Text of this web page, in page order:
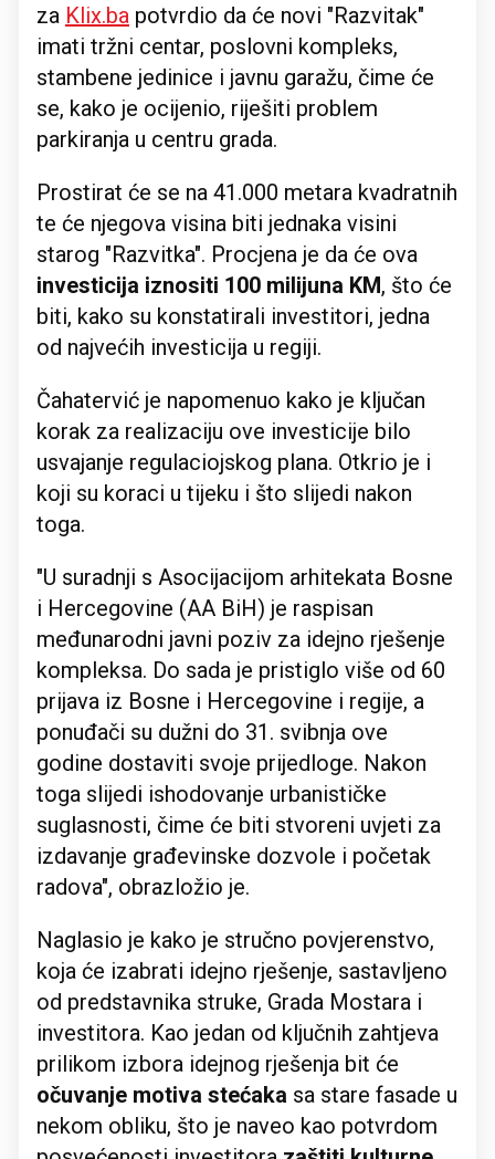
za Klix.ba potvrdio da će novi "Razvitak"
imati tržni centar, poslovni kompleks,
stambene jedinice i javnu garažu, čime će
se, kako je ocijenio, riješiti problem
parkiranja u centru grada.
Prostirat će se na 41.000 metara kvadratnih
te će njegova visina biti jednaka visini
starog "Razvitka". Procjena je da će ova
investicija iznositi 100 milijuna KM, što će
biti, kako su konstatirali investitori, jedna
od najvećih investicija u regiji.
Čahatervić je napomenuo kako je ključan
korak za realizaciju ove investicije bilo
usvajanje regulaciojskog plana. Otkrio je i
koji su koraci u tijeku i što slijedi nakon
toga.
"U suradnji s Asocijacijom arhitekata Bosne
i Hercegovine (AA BiH) je raspisan
međunarodni javni poziv za idejno rješenje
kompleksa. Do sada je pristiglo više od 60
prijava iz Bosne i Hercegovine i regije, a
ponuđači su dužni do 31. svibnja ove
godine dostaviti svoje prijedloge. Nakon
toga slijedi ishodovanje urbanističke
suglasnosti, čime će biti stvoreni uvjeti za
izdavanje građevinske dozvole i početak
radova", obrazložio je.
Naglasio je kako je stručno povjerenstvo,
koja će izabrati idejno rješenje, sastavljeno
od predstavnika struke, Grada Mostara i
investitora. Kao jedan od ključnih zahtjeva
prilikom izbora idejnog rješenja bit će
očuvanje motiva stećaka sa stare fasade u
nekom obliku, što je naveo kao potvrdom